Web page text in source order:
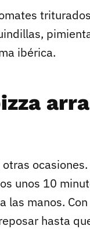
ibérica.
otras
unos 10
las manos.
hasta